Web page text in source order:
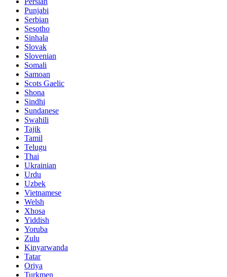
Punjabi
Serbian
Sesotho
Sinhala
Slovak
Slovenian
Somali
Samoan
Scots Gaelic
Shona
Sindhi
Sundanese
Swahili
Tajik
Tamil
Telugu
Thai
Ukrainian
Urdu
Uzbek
Vietnamese
Welsh
Xhosa
Yiddish
Yoruba
Zulu
Kinyarwanda
Tatar
Oriya
Turkmen